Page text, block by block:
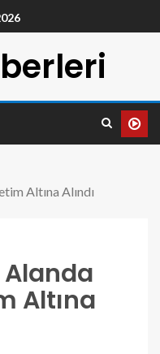
Altına Alındı
Alanda
Altına